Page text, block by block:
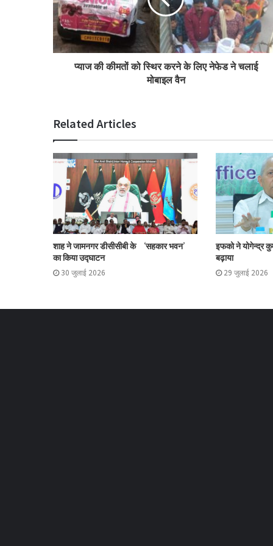
प्याज की कीमतों को स्थिर करने के लिए नेफेड ने चलाई
मोबाइल वैन
Related Articles
शाह ने जामनगर डीसीसीबी के ‘सहकार भवन’
का किया उद्घाटन
30 जुलाई 2026
इफको ने योगेन्द्र
बढ़ाया
29 जुलाई 2026